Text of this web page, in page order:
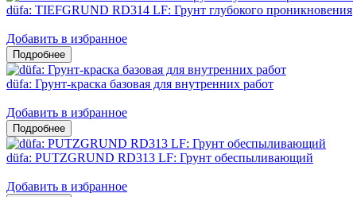
düfa: TIEFGRUND RD314 LF: Грунт глубокого проникновения
Добавить в избранное
düfa: Грунт-краска базовая для внутренних работ
Добавить в избранное
düfa: PUTZGRUND RD313 LF: Грунт обеспыливающий
Добавить в избранное